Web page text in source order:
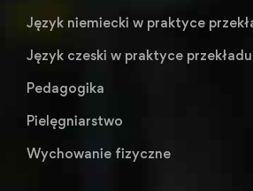
Język niemiecki w praktyce
Język czeski w praktyce przekładu
Pedagogika
Pielęgniarstwo
Wychowanie fizyczne